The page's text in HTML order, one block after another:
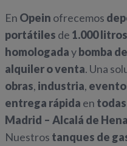
En Opein ofrecemos
portátiles de 1.000 litros
homologadaybomba
alquiler o venta. Una
obras, industria,
entrega rápida en todas
Madrid – Alcalá de
Nuestros tanques de